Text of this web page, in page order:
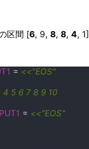
区間 [6, 9, 8, 8, 4,
= <<"EOS"
4 5 6 7 8 9 10
= <<"EOS"